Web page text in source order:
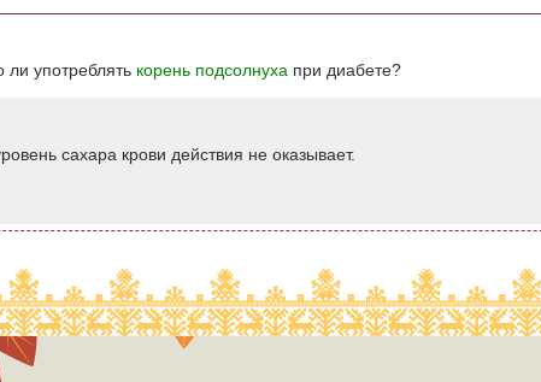
употреблять корень подсолнуха при диабете?
сахара крови действия не оказывает.